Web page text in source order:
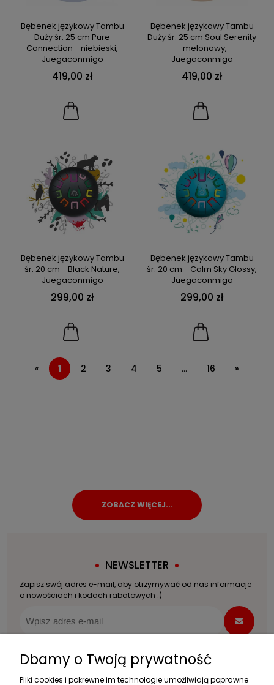
Bębenek językowy Tambu
Duży śr. 25 cm Pure
Connection - niebieski,
Juegaconmigo
419,00 zł
Bębenek językowy Tambu
Duży śr. 25 cm Soul Serenity
- melonowy,
Juegaconmigo
419,00 zł
Bębenek językowy Tambu
śr. 20 cm - Black Nature,
Juegaconmigo
299,00 zł
Bębenek językowy Tambu
śr. 20 cm - Calm Sky Glossy,
Juegaconmigo
299,00 zł
« 1 2 3 4 5 ... 16 »
NEWSLETTER
Zapisz swój adres e-mail, aby otrzymywać od nas informacje
o nowościach i kodach rabatowych :)
Zakupy
Dbamy o Twoją prywatność
Pliki cookies i pokrewne im technologie umożliwiają poprawne